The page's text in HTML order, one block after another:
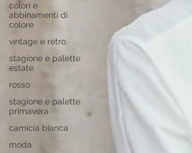
colori e
abbinamenti di
colore
vintage e rètro
stagione e palette
estate
rosso
stagione e palette
primavera
camicia bianca
moda